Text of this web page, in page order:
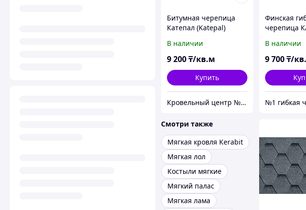
Битумная черепица
Катепал (Katepal)
дерево
В наличии
9 200₸/кв.м
Купить
Кровельный центр №1 - Премиальные материалы, гибкая черепица, композитная черепица в Алматы
Финская
черепица
KATRILLI
Серый
В наличии
9 700₸/
Смотри также
Мягкая кровля Kerabit
Мягкая лол
Костыли мягкие
Мягкий палас
Мягкая лама